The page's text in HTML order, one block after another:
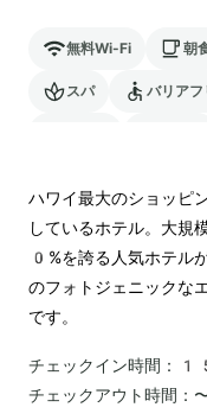
無料Wi-Fi 朝
スパ バリアフ
ハワイ最大のショッピ
しているホテル。大規
0%を誇る人気ホテル
のフォトジェニックな
チェックイン時間：
チェックアウト時間：